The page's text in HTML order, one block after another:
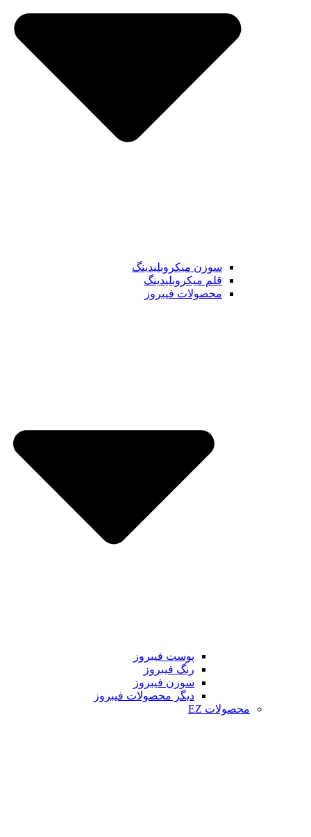
سوزن میکروبلیدینگ
قلم میکروبلیدینگ
محصولات فیبروز
پوست فیبروز
رنگ فیبروز
سوزن فیبروز
دیگر محصولات فیبروز
محصولات EZ